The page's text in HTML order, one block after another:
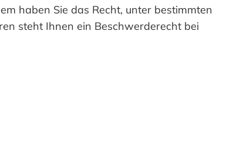
haben Sie das Recht, unter bestimmten
steht Ihnen ein Beschwerderecht bei